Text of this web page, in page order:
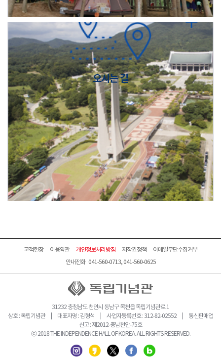
오시는 길
고객헌장 이용약관 개인정보처리방침 저작권정책
이메일무단수집거부
안내전화 041-560-0713, 041-560-0625
31232 충청남도 천안시 동남구 목천읍 독립기념관로 1
상호 : 독립기념관 | 대표자명 : 김형석 | 사업자등록번호 : 312-82-02552 | 통신판매업
신고 : 제2012-충남천안-75호
ⓒ 2018 THE INDEPENDENCE HALL OF KOREA. ALL RIGHTS RESERVED.